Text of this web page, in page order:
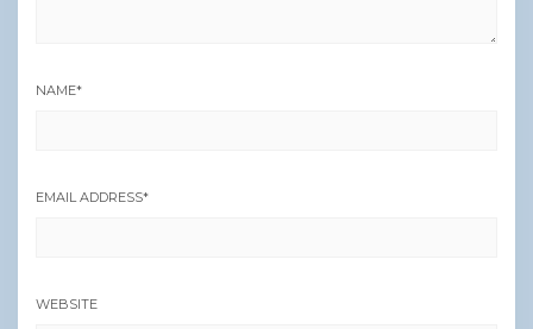
NAME*
EMAIL ADDRESS*
WEBSITE